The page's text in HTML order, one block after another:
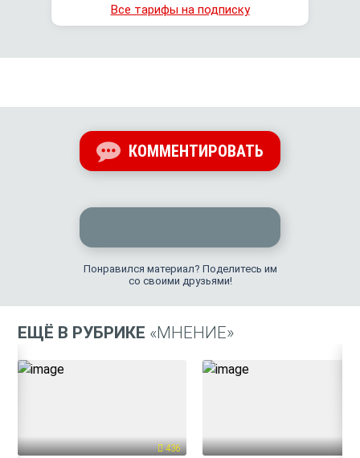
Все тарифы на подписку
КОММЕНТИРОВАТЬ
Понравился материал? Поделитесь им
со своими друзьями!
ЕЩЁ В РУБРИКЕ «МНЕНИЕ»
436